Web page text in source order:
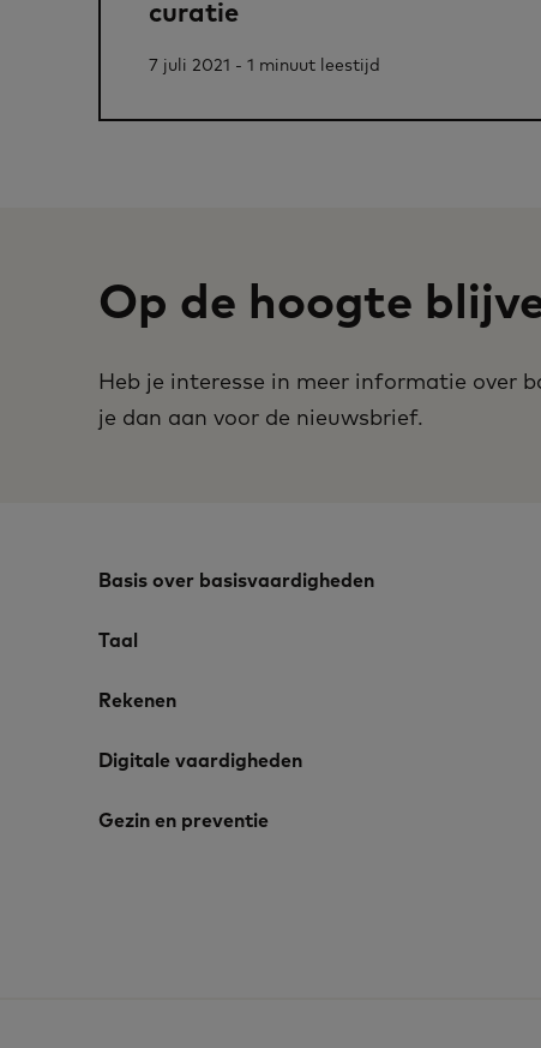
curatie
7 juli 2021 - 1 minuut leestijd
Op de hoogte
Heb je interesse in meer informatie over
je dan aan voor de nieuwsbrief.
Basis over basisvaardigheden
Taal
Rekenen
Digitale vaardigheden
Gezin en preventie